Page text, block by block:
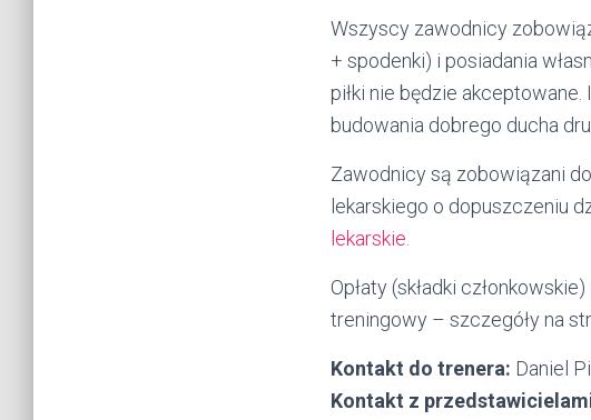
Wszyscy zawodnicy
+ spodenki) i posiadania
piłki nie będzie
budowania dobrego ducha
Zawodnicy są zobowiązani
lekarskiego o dopuszczeniu
lekarskie.
Opłaty (składki
treningowy – szczegóły na
Kontakt do trenera: Daniel
Kontakt z